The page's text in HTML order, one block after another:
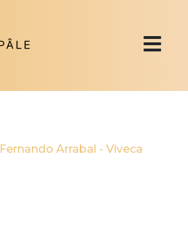
Fernando Arrabal -Viveca